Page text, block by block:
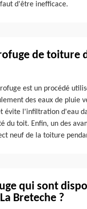
d'être inefficace.
de toiture
est un procédé
des eaux de pluie
l'infiltration d'eau
toit. Enfin, un des
neuf de la toiture
qui sont
Breteche ?